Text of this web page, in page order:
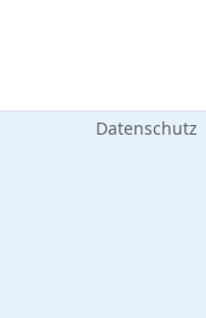
Datenschutz